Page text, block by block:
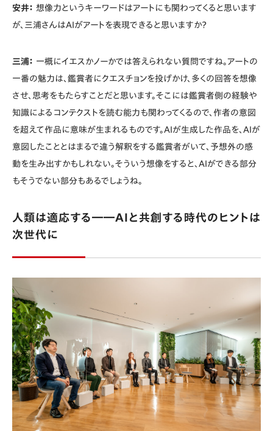
安井： 想像力というキーワードはアートにも関わってくると思います
が、三浦さんはAIがアートを表現できると思いますか？
三浦： 一概にイエスかノーかでは答えられない質問ですね。アートの
一番の魅力は、鑑賞者にクエスチョンを投げかけ、多くの回答を想像
させ、思考をもたらすことだと思います。そこには鑑賞者側の経験や
知識によるコンテクストを読む能力も関わってくるので、作者の意図
を超えて作品に意味が生まれるものです。AIが生成した作品を、AIが
意図したこととはまるで違う解釈をする鑑賞者がいて、予想外の感
動を生み出すかもしれない。そういう想像をすると、AIができる部分
もそうでない部分もあるでしょうね。
人類は適応する――AIと共創する時代のヒントは
次世代に